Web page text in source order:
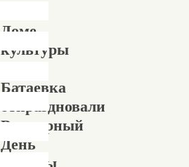
Доме
культуры
Батаевка
отпраздновали
Всемирный
День
защиты